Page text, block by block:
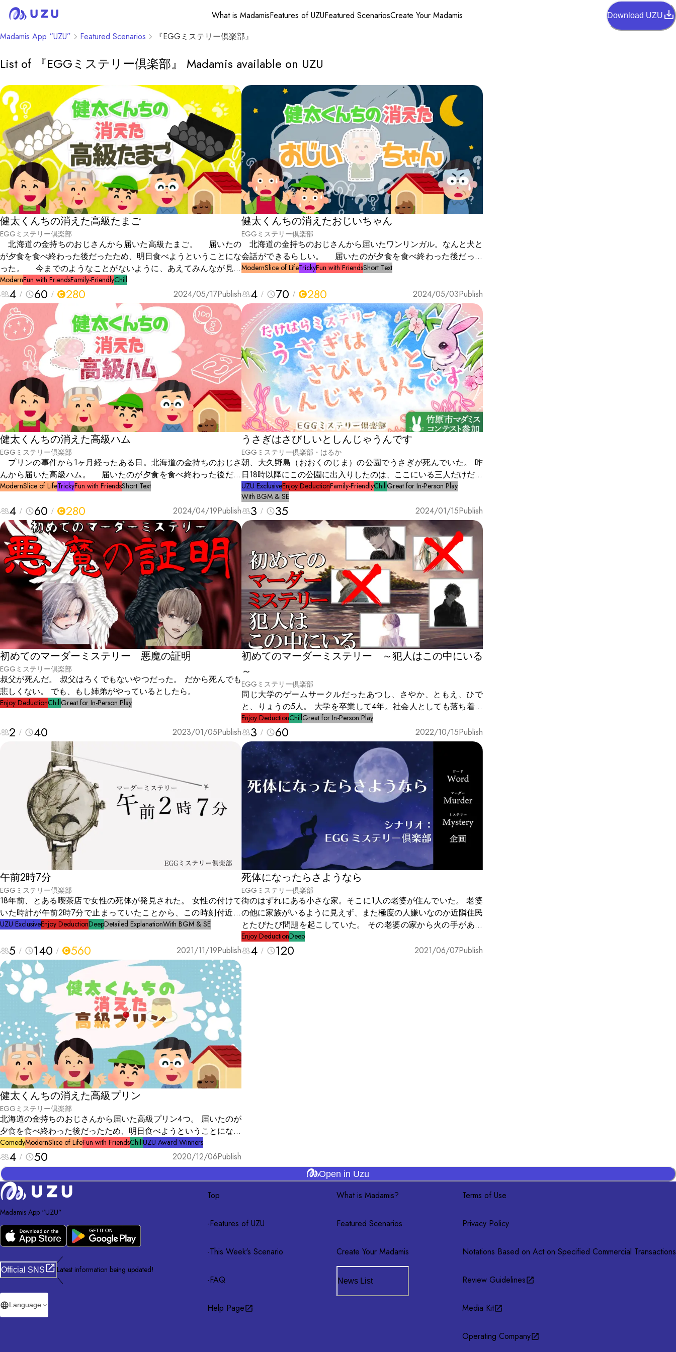
What is MadamisFeatures of UZUFeatured ScenariosCreate Your Madamis Download UZU
Madamis App “UZU” Featured Scenarios 『EGGミステリー倶楽部』
List of 『EGGミステリー倶楽部』 Madamis available on UZU
健太くんちの消えた高級たまご
EGGミステリー倶楽部
北海道の金持ちのおじさんから届いた高級たまご。 届いたの
が夕食を食べ終わった後だったため、明日食べようということにな
った。 今までのようなことがないように、あえてみんなが見え
るリビングに置いた。 そして、朝食のときも夕方もそこには確
かにたまごがあった。 次の日の夕食前に、ポチがたまごが置い
てあるテーブルに激突。なんと割れてしまった。 残念に思いな
がら後片付けを始めるとポチが言った。 「このたまごはコンビ
ニで売られているたまごだ。高級たまごではない。」 その瞬
間、あたりが緊張に包まれるのであった。
ModernFun with FriendsFamily-FriendlyChill
4 60 280 2024/05/17Publish
健太くんちの消えたおじいちゃん
EGGミステリー倶楽部
北海道の金持ちのおじさんから届いたワンリンガル。なんと犬と
会話ができるらしい。 届いたのが夕食を食べ終わった後だった
ため、ひとしきりポチと遊んでみた。 次の日の夕食のとき、お
を見てみるとそこには誰もいかなかった。 それぞれの想いを胸
におじいちゃん捜しが始まる。
ModernSlice of LifeTrickyFun with FriendsShort Text
4 70 280 2024/05/03Publish
健太くんちの消えた高級ハム
EGGミステリー倶楽部
プリンの事件から1ヶ月経ったある日。北海道の金持ちのおじさ
んから届いた高級ハム。 届いたのが夕食を食べ終わった後だっ
たため、明日食べようということになった。 プリンのようなこ
とき、ハムは隠し場所から仏間に移動し、2つあったハムの1つがな
い。 残った1つのハムで夕食を作り食べた後、犯人探しが始ま
る・・・。
ModernSlice of LifeTrickyFun with FriendsShort Text
4 60 280 2024/04/19Publish
うさぎはさびしいとしんじゃうんです
EGGミステリー倶楽部・はるか
朝、大久野島（おおくのじま）の公園でうさぎが死んでいた。 昨
日18時以降にこの公園に出入りしたのは、ここにいる三人だけだと
いう。 うさぎはなぜ死んだのか？ この中に犯人はいるのだろう
か？
UZU ExclusiveEnjoy DeductionFamily-FriendlyChillGreat for In-Person Play
With BGM & SE
3 35 2024/01/15Publish
初めてのマーダーミステリー 悪魔の証明
EGGミステリー倶楽部
叔父が死んだ。 叔父はろくでもないやつだった。 だから死んでも
悲しくない。 でも、もし姉弟がやっているとしたら。
Enjoy DeductionChillGreat for In-Person Play
2 40 2023/01/05Publish
初めてのマーダーミステリー ～犯人はこの中にいる
～
EGGミステリー倶楽部
同じ大学のゲームサークルだったあつし、さやか、ともえ、ひで
と、りょうの5人。 大学を卒業して4年。社会人としても落ち着い
てきた。 そこでみんなで無人島に旅行でもしようという話にな
り、無人島に来ていた。 そんな中、あつしが溺れて死んでしま
う。 そして悲しむ暇もなく、さやかが誰かに殺されてしまう。 無
人島には私たちしかいない。 犯人はこの中にいる。
Enjoy DeductionChillGreat for In-Person Play
3 60 2022/10/15Publish
午前2時7分
EGGミステリー倶楽部
18年前、とある喫茶店で女性の死体が発見された。 女性の付けて
いた時計が午前2時7分で止まっていたことから、この時刻付近で
死亡したのだろうと考えられ、警察は殺人事件として容疑者は4名
女性のパート先の経営者の男、そして、その妻。しかし、決定的証
拠は見つからず事件は迷宮入りとなった。 今、女性の墓の前で容
疑者たちと担当刑事がばったり出会う。 奇妙な偶然か。それと
も... 運命という名の時計は、再び時を刻み始めるのだった。
UZU ExclusiveEnjoy DeductionDeepDetailed ExplanationWith BGM & SE
5 140 560 2021/11/19Publish
死体になったらさようなら
EGGミステリー倶楽部
街のはずれにある小さな家。そこに1人の老婆が住んでいた。 老婆
の他に家族がいるように見えず、また極度の人嫌いなのか近隣住民
とたびたび問題を起こしていた。 その老婆の家から火の手があが
った。火事が深夜にあったことから家は全焼。焼け跡からは老婆と
思われる死体があった。 老婆は無縁仏となるかと思われたが、そ
Enjoy DeductionDeep
4 120 2021/06/07Publish
健太くんちの消えた高級プリン
EGGミステリー倶楽部
北海道の金持ちのおじさんから届いた高級プリン4つ。 届いたのが
夕食を食べ終わった後だったため、明日食べようということになっ
た。 次の日の夕食のときに食べようと冷蔵庫を見ると、プリンが
ない。食べた犯人はこの中にいる。
ComedyModernSlice of LifeFun with FriendsChillUZU Award Winners
4 50 2020/12/06Publish
Open in Uzu
Madamis App “UZU”
Official SNS
／
Latest information being updated!
＼
Language
Top
-Features of UZU
-This Week's Scenario
-FAQ
Help Page
What is Madamis?
Featured Scenarios
Create Your Madamis
News List
Terms of Use
Privacy Policy
Notations Based on Act on Specified Commercial Transactions
Review Guidelines
Media Kit
Operating Company